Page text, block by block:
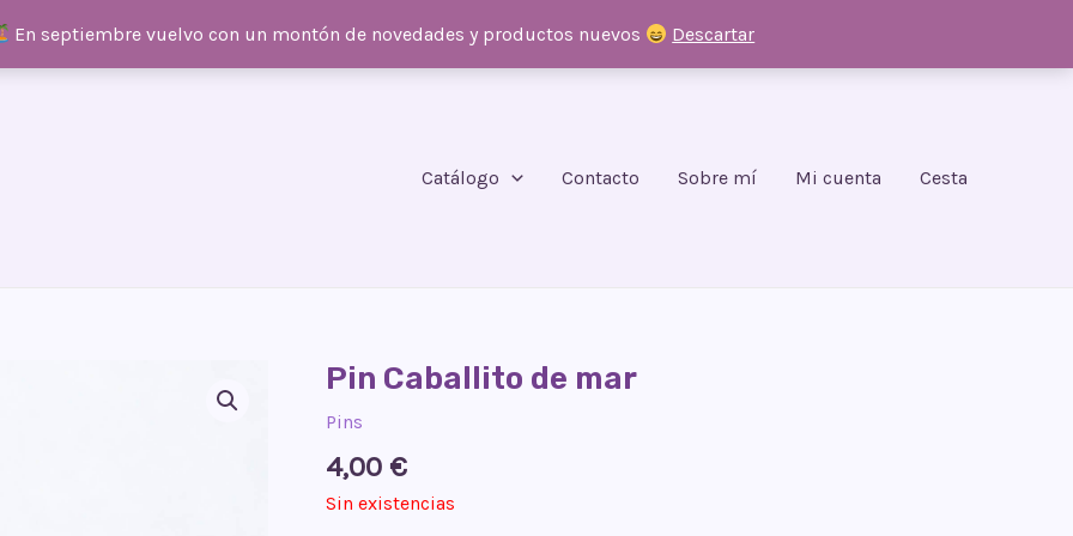
En septiembre vuelvo con un montón de novedades y productos nuevos Descartar
Catálogo
Contacto Sobre mí Mi cuenta Cesta
Pin Caballito de mar
Pins
4,00 €
Sin existencias